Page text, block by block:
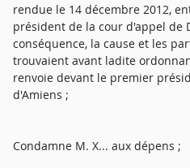
rendue le 14 décembre 2012,
président de la cour d'appel de
conséquence, la cause et les
trouvaient avant ladite
renvoie devant le premier
d'Amiens ;
Condamne M. X... aux dépens ;